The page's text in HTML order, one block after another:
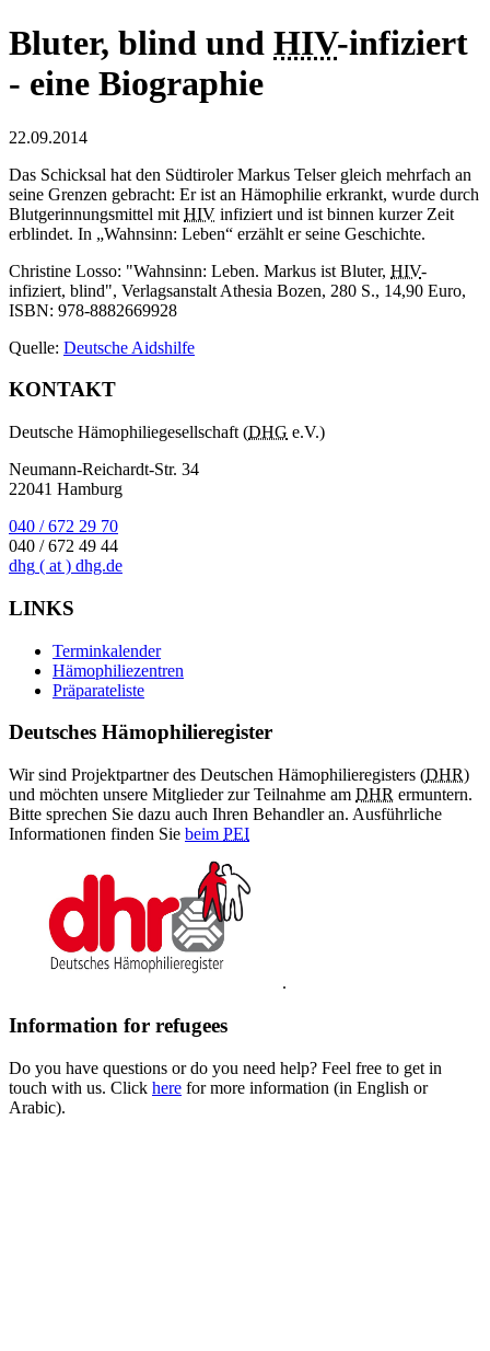
Bluter, blind und HIV-infiziert
- eine Biographie
22.09.2014
Das Schicksal hat den Südtiroler Markus Telser gleich mehrfach an
seine Grenzen gebracht: Er ist an Hämophilie erkrankt, wurde durch
Blutgerinnungsmittel mit HIV infiziert und ist binnen kurzer Zeit
erblindet. In „Wahnsinn: Leben“ erzählt er seine Geschichte.
Christine Losso: "Wahnsinn: Leben. Markus ist Bluter, HIV-
infiziert, blind", Verlagsanstalt Athesia Bozen, 280 S., 14,90 Euro,
ISBN: 978-8882669928
Quelle: Deutsche Aidshilfe
KONTAKT
Deutsche Hämophiliegesellschaft (DHG e.V.)
Neumann-Reichardt-Str. 34
22041 Hamburg
040 / 672 29 70
040 / 672 49 44
dhg ( at ) dhg.de
LINKS
Terminkalender
Hämophiliezentren
Präparateliste
Deutsches Hämophilieregister
Wir sind Projektpartner des Deutschen Hämophilieregisters (DHR)
und möchten unsere Mitglieder zur Teilnahme am DHR ermuntern.
Bitte sprechen Sie dazu auch Ihren Behandler an. Ausführliche
Informationen finden Sie beim PEI
.
Information for refugees
Do you have questions or do you need help? Feel free to get in
touch with us. Click here for more information (in English or
Arabic).